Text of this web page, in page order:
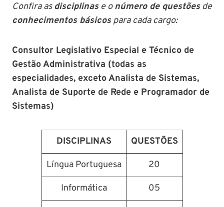
Confira asdisciplinase onúmero de questõesde
conhecimentos básicospara cada cargo:
Consultor Legislativo Especial e Técnico de
Gestão Administrativa (todas as
especialidades, exceto Analista de Sistemas,
Analista de Suporte de Rede e Programador de
Sistemas)
DISCIPLINAS QUESTÕES
Língua Portuguesa 20
Informática 05